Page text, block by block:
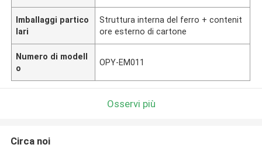
Imballaggi partico
lari
Struttura interna del ferro + contenit
ore esterno di cartone
Numero di modell
o
OPY-EM011
Osservi più
Circa noi